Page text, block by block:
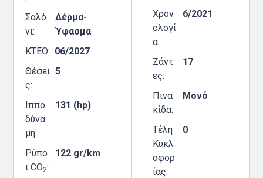
Σαλό
νι
Δέρμα-
Ύφασμα
ΚΤΕΟ
06/2027
Θέσει
ς
5
Ιππο
δύνα
μη
131 (hp)
Ρύπο
ι CO2
122 gr/km
Χρον
ολογί
α
6/2021
Ζάντ
ες
17
Πινα
κίδα
Μονό
Τέλη
Κυκλ
οφορ
ίας
0